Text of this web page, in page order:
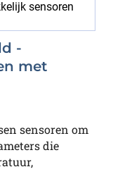
-
met
sensoren om
die